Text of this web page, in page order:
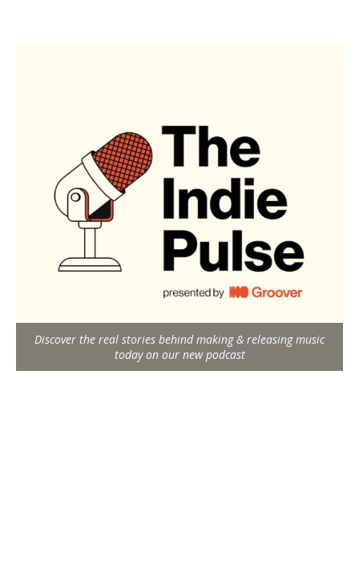
Discover the real stories behind making & releasing music
today on our new podcast